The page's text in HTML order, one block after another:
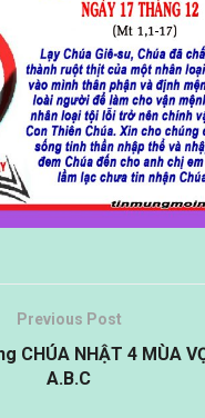
Previous Post
CHÚA NHẬT 4 MÙA
A.B.C